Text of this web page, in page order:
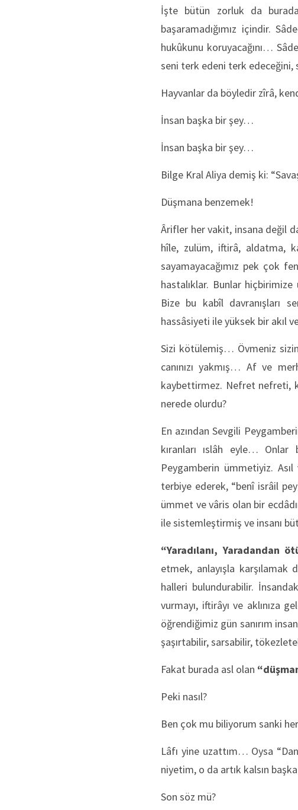
İşte bütün zorluk da
başaramadığımız içindir.
hukûkunu koruyacağını…
seni terk edeni terk edeceğini,
Hayvanlar da böyledir zîrâ,
İnsan başka bir şey…
İnsan başka bir şey…
Bilge Kral Aliya demiş ki:
Düşmana benzemek!
Ârifler her vakit, insana değil
hîle, zulüm, iftirâ, aldatma,
sayamayacağımız pek çok
hastalıklar. Bunlar
Bize bu kabîl davranışları
hassâsiyeti ile yüksek bir akıl
Sizi kötülemiş… Övmeniz
canınızı yakmış… Af ve
kaybettirmez. Nefret nefreti,
nerede olurdu?
En azından Sevgili
kıranları ıslâh eyle…
Peygamberin ümmetiyiz.
terbiye ederek, “benî isrâil
ümmet ve vâris olan bir
ile sistemleştirmiş ve insanı
“Yaradılanı, Yaradandan
etmek, anlayışla karşılamak
halleri bulundurabilir.
vurmayı, iftirâyı ve aklınıza
öğrendiğimiz gün sanırım
şaşırtabilir, sarsabilir,
Fakat burada asl olan
Peki nasıl?
Ben çok mu biliyorum sanki
Lâfı yine uzattım… Oysa
niyetim, o da artık kalsın
Son söz mü?